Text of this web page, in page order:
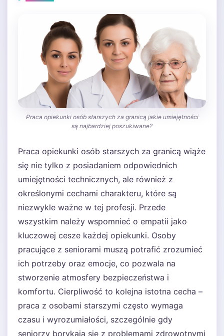
Praca opiekunki osób starszych za granicą jakie umiejętności
są najbardziej poszukiwane?
Praca opiekunki osób starszych za granicą wiąże
się nie tylko z posiadaniem odpowiednich
umiejętności technicznych, ale również z
określonymi cechami charakteru, które są
niezwykle ważne w tej profesji. Przede
wszystkim należy wspomnieć o empatii jako
kluczowej cesze każdej opiekunki. Osoby
pracujące z seniorami muszą potrafić zrozumieć
ich potrzeby oraz emocje, co pozwala na
stworzenie atmosfery bezpieczeństwa i
komfortu. Cierpliwość to kolejna istotna cecha –
praca z osobami starszymi często wymaga
czasu i wyrozumiałości, szczególnie gdy
seniorzy borykają się z problemami zdrowotnymi